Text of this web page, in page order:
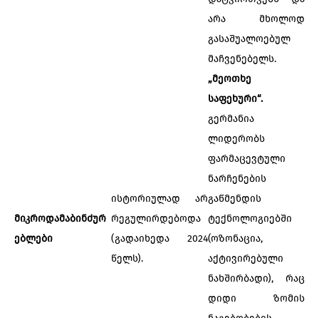
არა მხოლოდ
გასაშუალოებულ
მაჩვენებელს.
მიკროდამაბინძურ
ებლები
ისტორიულად არ
რეგულირდებოდა
(გადაიხედა 2024
წელს).
„მეოთხე
საფეხური“.
გერმანია
ლიდერობს
ფარმაცევტული
ნარჩენების
გაწმენდის
ტექნოლოგიებში
(ოზონაცია,
აქტივირებული
ნახშირბადი), რაც
დიდი ზომის